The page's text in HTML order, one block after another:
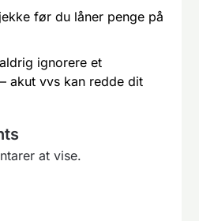
før du låner penge på
ignorere et
akut vvs kan redde dit
at vise.